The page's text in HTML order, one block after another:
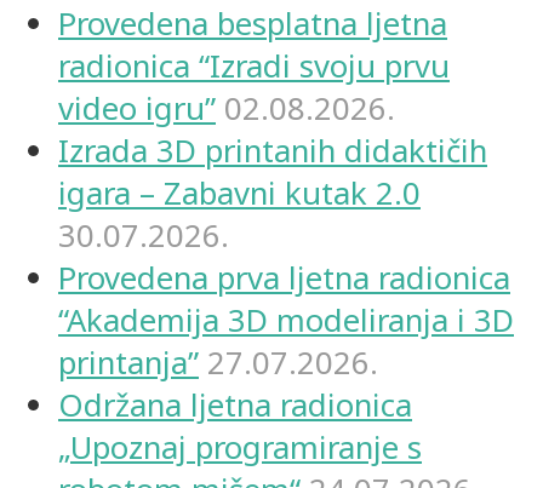
Provedena besplatna ljetna
radionica “Izradi svoju prvu
video igru” 02.08.2026.
Izrada 3D printanih didaktičih
igara – Zabavni kutak 2.0
30.07.2026.
Provedena prva ljetna radionica
“Akademija 3D modeliranja i 3D
printanja” 27.07.2026.
Održana ljetna radionica
„Upoznaj programiranje s